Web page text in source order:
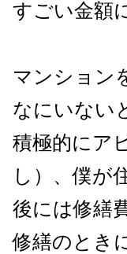
すごい金額
マンション
なにいない
積極的にア
し）、僕が
後には修繕
修繕のとき